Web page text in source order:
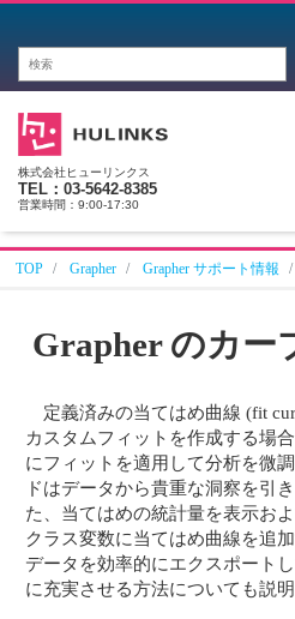
株式会社ヒューリンクス
TEL：03-5642-8385
営業時間：9:00-17:30
TOP Grapher Grapher サポート情報
Grapher のカー
定義済みの当てはめ曲線 (fit
カスタムフィットを作成する場
にフィットを適用して分析を微
ドはデータから貴重な洞察を引
た、当てはめの統計量を表示お
クラス変数に当てはめ曲線を追
データを効率的にエクスポート
に充実させる方法についても説明